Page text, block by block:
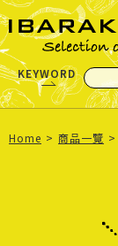
KEYWORD
Home 商品一覽